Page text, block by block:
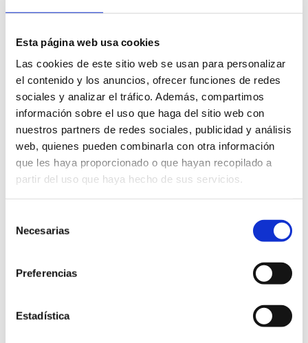
Esta página web usa cookies
Las cookies de este sitio web se usan para personalizar
el contenido y los anuncios, ofrecer funciones de redes
sociales y analizar el tráfico. Además, compartimos
información sobre el uso que haga del sitio web con
nuestros partners de redes sociales, publicidad y análisis
web, quienes pueden combinarla con otra información
que les haya proporcionado o que hayan recopilado a
partir del uso que haya hecho de sus servicios.
Necesarias
Preferencias
Estadística